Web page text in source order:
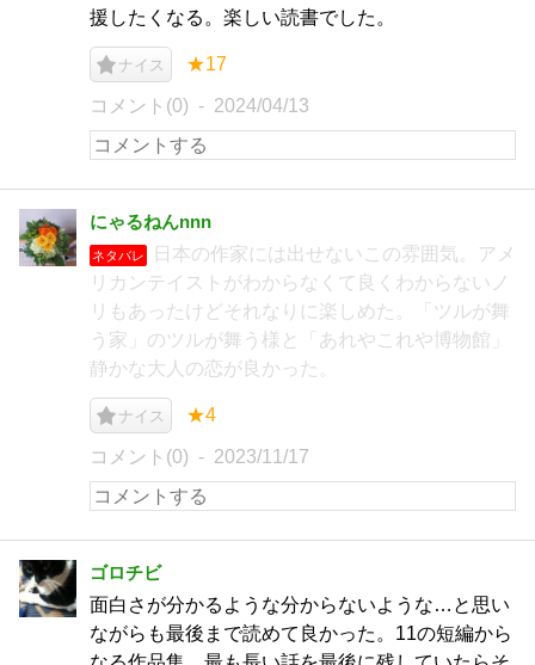
援したくなる。楽しい読書でした。
ナイス ★17
コメント(0) 2024/04/13
にゃるねんnnn
ネタバレ
日本の作家には出せないこの雰囲気。アメ
リカンテイストがわからなくて良くわからないノ
リもあったけどそれなりに楽しめた。「ツルが舞
う家」のツルが舞う様と「あれやこれや博物館」
静かな大人の恋が良かった。
ナイス ★4
コメント(0) 2023/11/17
ゴロチビ
面白さが分かるような分からないような…と思い
ながらも最後まで読めて良かった。11の短編から